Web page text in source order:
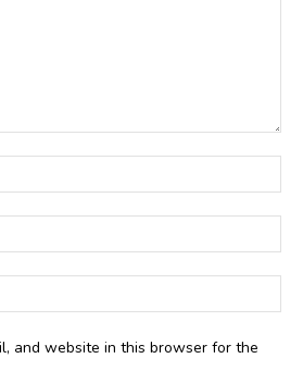
and website in this browser for the